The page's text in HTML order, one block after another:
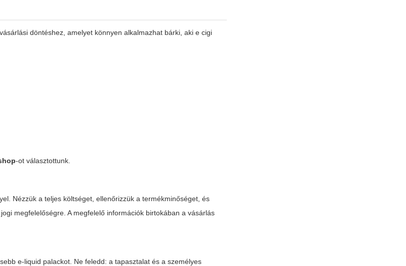
döntéshez, amelyet könnyen alkalmazhat bárki, akie cigi
-ot választottunk.
Nézzük a teljes költséget, ellenőrizzük a termékminőséget, és
megfelelőségre. A megfelelő információk birtokában a vásárlás
e-liquid palackot. Ne feledd: a tapasztalat és a személyes